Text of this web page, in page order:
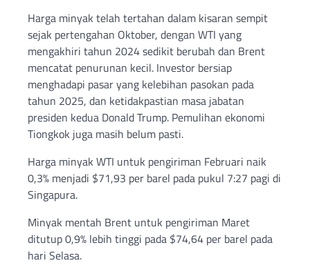
Harga minyak telah tertahan dalam kisaran sempit
sejak pertengahan Oktober, dengan WTI yang
mengakhiri tahun 2024 sedikit berubah dan Brent
mencatat penurunan kecil. Investor bersiap
menghadapi pasar yang kelebihan pasokan pada
tahun 2025, dan ketidakpastian masa jabatan
presiden kedua Donald Trump. Pemulihan ekonomi
Tiongkok juga masih belum pasti.
Harga minyak WTI untuk pengiriman Februari naik
0,3% menjadi $71,93 per barel pada pukul 7:27 pagi di
Singapura.
Minyak mentah Brent untuk pengiriman Maret
ditutup 0,9% lebih tinggi pada $74,64 per barel pada
hari Selasa.